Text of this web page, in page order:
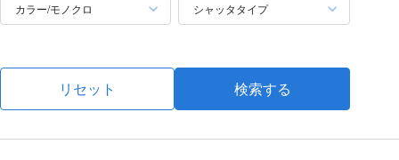
カラー/モノクロ シャッタタイプ
リセット 検索する